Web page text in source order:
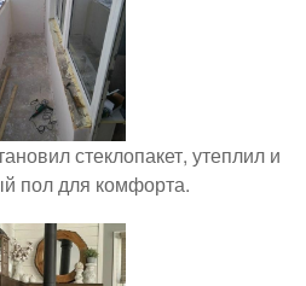
стеклопакет, утеплил и
пол для комфорта.